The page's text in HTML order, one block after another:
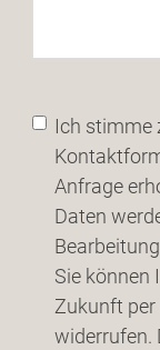
Ich stimme
Anfrage
Daten
Sie können
Zukunft per
widerrufen.